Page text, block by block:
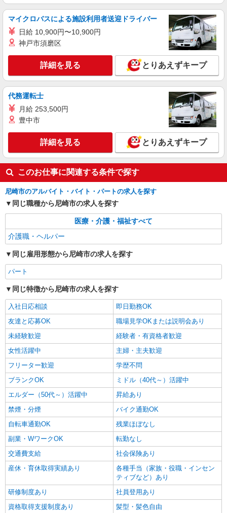
パナソニック エイジフリーケアセンター尼崎
デイサービス／介護職／パート
時給1,193円〜1,346円 ※経験・能力・資格等
による 社会福祉士・介護福祉士 時給1,346円 その
他資格 時給1,193円 ※一律処遇改善加算含む 〇時
間外勤務手当 〇土日祝勤務手当 〇無事故無違反表
彰金 〇年末年始勤務手当
パナソニック エイジフリーケアセンター尼崎
兵庫県尼崎市七松町2-5-1
キープ 詳細を見る
マイクロバスによる施設利用者送迎ドライバー
日給 10,900円〜10,900円
神戸市須磨区
詳細を見る とりあえずキープ
代務運転士
月給 253,500円
豊中市
詳細を見る とりあえずキープ
このお仕事に関連する条件で探す
尼崎市のアルバイト・バイト・パートの求人を探す
同じ職種から尼崎市の求人を探す
医療・介護・福祉すべて
介護職・ヘルパー
同じ雇用形態から尼崎市の求人を探す
パート
同じ特徴から尼崎市の求人を探す
入社日応相談
即日勤務OK
友達と応募OK
職場見学OKまたは説明会あり
未経験歓迎
経験者・有資格者歓迎
女性活躍中
主婦・主夫歓迎
フリーター歓迎
学歴不問
ブランクOK
ミドル（40代～）活躍中
エルダー（50代～）活躍中
昇給あり
禁煙・分煙
バイク通勤OK
自転車通勤OK
残業ほぼなし
副業・WワークOK
転勤なし
交通費支給
社会保険あり
産休・育休取得実績あり
各種手当（家族・役職・インセン
ティブなど）あり
研修制度あり
社員登用あり
資格取得支援制度あり
髪型・髪色自由